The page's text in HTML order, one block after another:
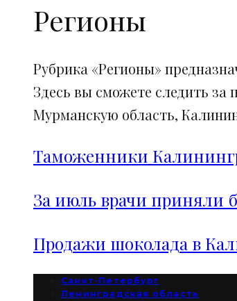
Регионы
Рубрика «Регионы»
Здесь вы сможете следить за
Мурманскую область,
Таможенники
За июль врачи приняли
Продажи шоколада в
Санкт-Петербург
Ленинградская область